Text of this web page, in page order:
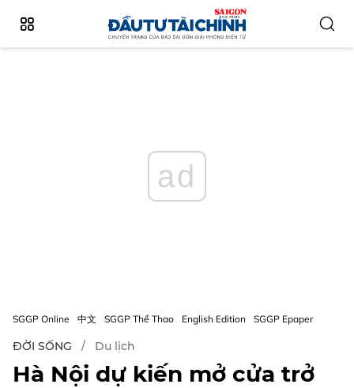
ad
SGGP Online 中文 SGGP Thể Thao English Edition SGGP Epaper
ĐỜI SỐNG Du lịch
Hà Nội dự kiến mở cửa trở